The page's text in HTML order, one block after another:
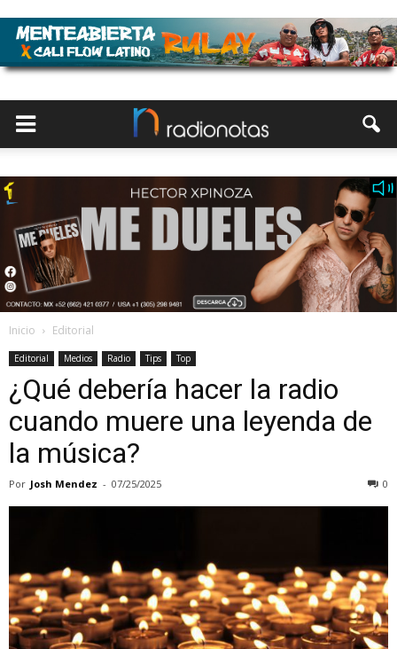
Inicio Editorial
Editorial Medios Radio Tips Top
¿Qué debería hacer la radio
cuando muere una leyenda de
la música?
Por Josh Mendez - 07/25/2025 0